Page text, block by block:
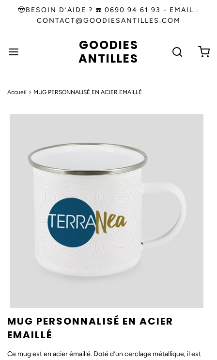
🤠BESOIN D’AIDE ? ☎️ 0690 94 61 93 - EMAIL :
CONTACT@GOODIESANTILLES.COM
GOODIES
ANTILLES
Accueil › MUG PERSONNALISÉ EN ACIER EMAILLÉ
MUG PERSONNALISÉ EN ACIER
EMAILLÉ
Ce mug est en acier émaillé. Doté d’un cerclage métallique, il est